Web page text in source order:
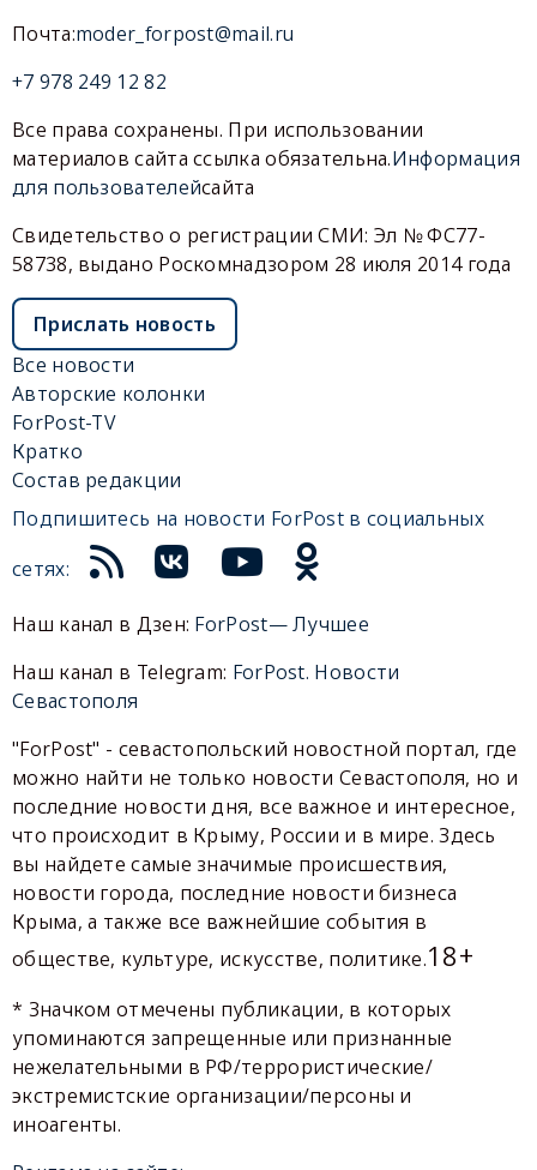
Почта:moder_forpost@mail.ru
+7 978 249 12 82
Все права сохранены. При использовании
материалов сайта ссылка обязательна.Информация
для пользователейсайта
Свидетельство о регистрации СМИ: Эл № ФС77-
58738, выдано Роскомнадзором 28 июля 2014 года
Прислать новость
Все новости
Авторские колонки
ForPost-TV
Кратко
Состав редакции
Подпишитесь на новости ForPost в социальных
сетях:
Наш канал в Дзен: ForPost— Лучшее
Наш канал в Telegram: ForPost. Новости
Севастополя
"ForPost" - севастопольский новостной портал, где
можно найти не только новости Севастополя, но и
последние новости дня, все важное и интересное,
что происходит в Крыму, России и в мире. Здесь
вы найдете самые значимые происшествия,
новости города, последние новости бизнеса
Крыма, а также все важнейшие события в
обществе, культуре, искусстве, политике.18+
* Значком отмечены публикации, в которых
упоминаются запрещенные или признанные
нежелательными в РФ/террористические/
экстремистские организации/персоны и
иноагенты.